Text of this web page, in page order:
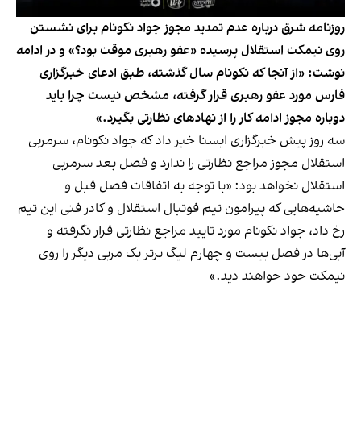
روزنامه شرق درباره عدم تمدید مجوز جواد نکونام برای نشستن
روی نیمکت استقلال پرسیده «عفو رهبری موقت بود؟» و در ادامه
نوشت: «از آنجا که نکونام سال گذشته، طبق ادعای خبرگزاری
فارس مورد عفو رهبری قرار گرفته، مشخص نیست چرا باید
دوباره مجوز ادامه کار را از نهادهای نظارتی بگیرد.»
سه روز پیش خبرگزاری ایسنا خبر داد که جواد نکونام، سرمربی
استقلال مجوز مراجع نظارتی را ندارد و فصل بعد سرمربی
استقلال نخواهد بود: «با توجه به اتفاقات فصل قبل و
حاشیه‌هایی که پیرامون تیم فوتبال استقلال و کادر فنی این تیم
رخ داد، جواد نکونام مورد تایید مراجع نظارتی قرار نگرفته و
آبی‌ها در فصل بیست و چهارم لیگ برتر یک مربی دیگر را روی
نیمکت خود خواهند دید.»